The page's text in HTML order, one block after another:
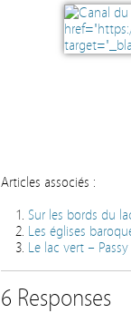
Articles associés :
Sur les bords du
Les églises
Le lac vert –
6 Responses